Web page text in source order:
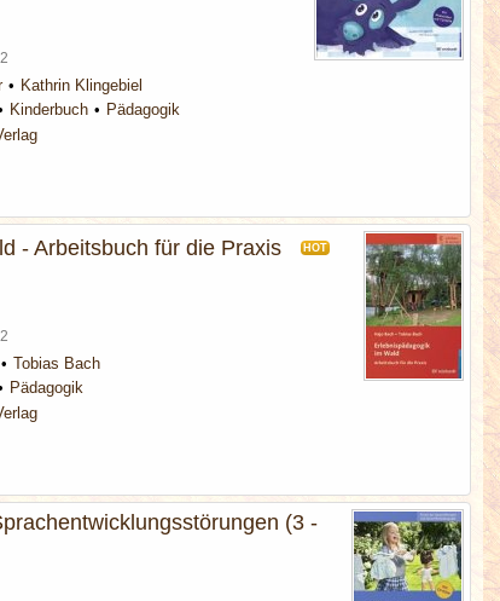
Kathrin Klingebiel
Kinderbuch
Pädagogik
- Arbeitsbuch für die Praxis HOT
Tobias Bach
Pädagogik
(3 -